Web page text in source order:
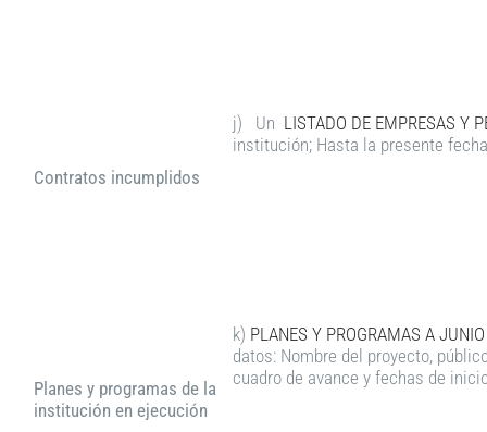
Contratos incumplidos
j) Un LISTADO DE EMPRESAS Y
institución; Hasta la presente
Planes y programas de la
institución en ejecución
k) PLANES Y PROGRAMAS A
datos: Nombre del proyecto,
cuadro de avance y fechas de